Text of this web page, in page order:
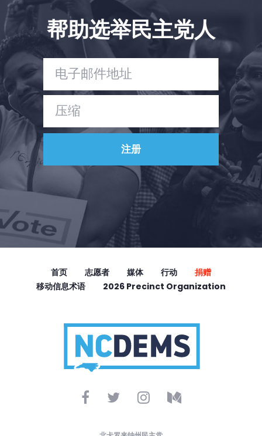
帮助选举民主党人
首页 志愿者 媒体 行动
捐赠
移动信息术语
2026 Precinct Organization